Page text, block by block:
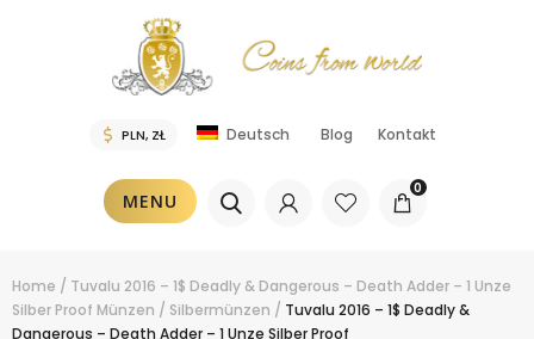
Deutsch Blog Kontakt
MENU
0
Home / Tuvalu 2016 – 1$ Deadly & Dangerous – Death Adder – 1 Unze
Silber Proof Münzen / Silbermünzen / Tuvalu 2016 – 1$ Deadly &
Dangerous – Death Adder – 1 Unze Silber Proof